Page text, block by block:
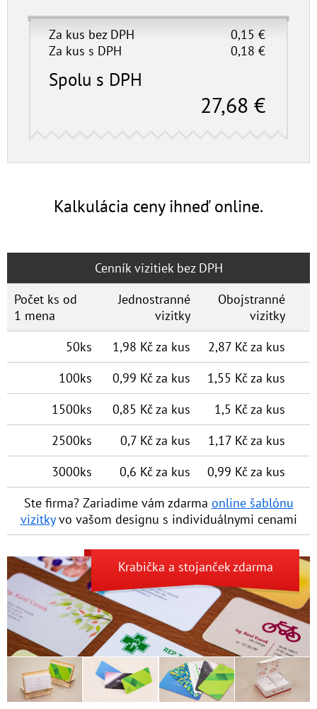
Za kus bez DPH 0,15 €
Za kus s DPH
0,18 €
Spolu s DPH
27,68 €
Kalkulácia ceny ihneď online.
Cenník vizitiek bez DPH
Počet ks od
1 mena
Jednostranné
vizitky
Obojstranné
vizitky
50ks
1,98 Kč za kus
2,87 Kč za kus
100ks
0,99 Kč za kus
1,55 Kč za kus
1500ks
0,85 Kč za kus
1,5 Kč za kus
2500ks
0,7 Kč za kus
1,17 Kč za kus
3000ks
0,6 Kč za kus
0,99 Kč za kus
Ste firma? Zariadime vám zdarma online šablónu
vizitkyvo vašom designu s individuálny­mi cenami
Krabička a stojančekzdarma